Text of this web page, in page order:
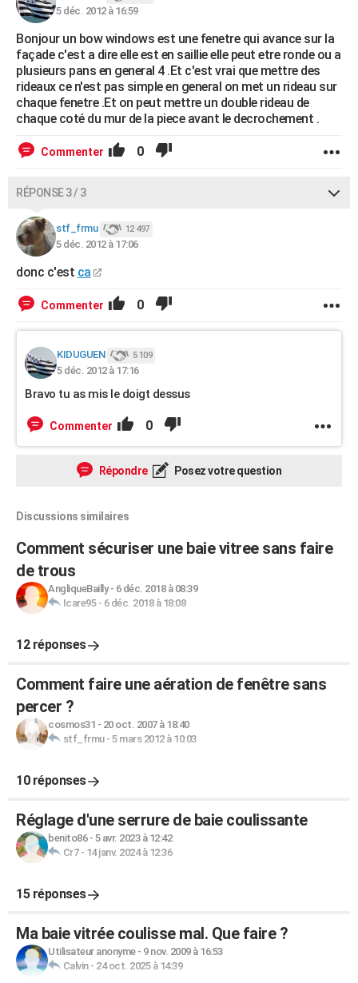
5 déc. 2012 à 16:59
Bonjour un bow windows est une fenetre qui avance sur la
façade c'est a dire elle est en saillie elle peut etre ronde ou a
plusieurs pans en general 4 .Et c'est vrai que mettre des
rideaux ce n'est pas simple en general on met un rideau sur
chaque fenetre .Et on peut mettre un double rideau de
chaque coté du mur de la piece avant le decrochement .
Commenter 0
RÉPONSE 3 / 3
stf_frmu 12 497
5 déc. 2012 à 17:06
donc c'est ca
Commenter 0
KIDUGUEN 5 109
5 déc. 2012 à 17:16
Bravo tu as mis le doigt dessus
Commenter 0
Répondre Posez votre question
Discussions similaires
Comment sécuriser une baie vitree sans faire
de trous
AngliqueBailly- 6 déc. 2018 à 08:39
Icare95- 6 déc. 2018 à 18:08
12 réponses
Comment faire une aération de fenêtre sans
percer ?
cosmos31 - 20 oct. 2007 à 18:40
stf_frmu- 5 mars 2012 à 10:03
10 réponses
Réglage d'une serrure de baie coulissante
benito86- 5 avr. 2023 à 12:42
Cr7- 14 janv. 2024 à 12:36
15 réponses
Ma baie vitrée coulisse mal. Que faire ?
Utilisateur anonyme- 9 nov. 2009 à 16:53
Calvin- 24 oct. 2025 à 14:39